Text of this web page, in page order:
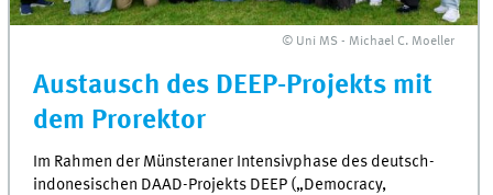
© Uni MS - Michael C. Moeller
Austausch des DEEP-Projekts mit
dem Prorektor
Im Rahmen der Münsteraner Intensivphase des deutsch-
indonesischen DAAD-Projekts DEEP („Democracy,